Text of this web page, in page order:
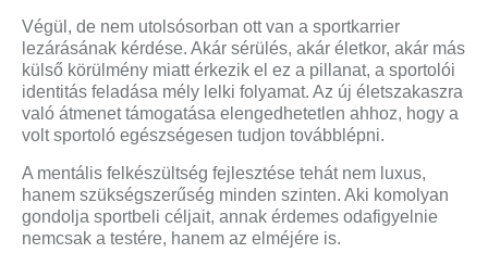
Végül, de nem utolsósorban ott van a sportkarrier
lezárásának kérdése. Akár sérülés, akár életkor, akár más
külső körülmény miatt érkezik el ez a pillanat, a sportolói
identitás feladása mély lelki folyamat. Az új életszakaszra
való átmenet támogatása elengedhetetlen ahhoz, hogy a
volt sportoló egészségesen tudjon továbblépni.
A mentális felkészültség fejlesztése tehát nem luxus,
hanem szükségszerűség minden szinten. Aki komolyan
gondolja sportbeli céljait, annak érdemes odafigyelnie
nemcsak a testére, hanem az elméjére is.